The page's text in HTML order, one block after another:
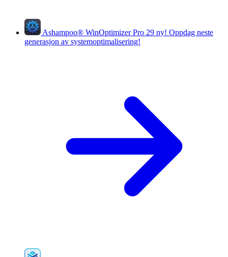
Ashampoo® WinOptimizer Pro 29 ny! Oppdag neste
generasjon av systemoptimalisering!